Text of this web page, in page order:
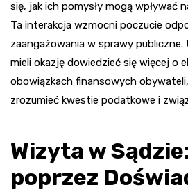
się, jak ich pomysły mogą wpływać
Ta interakcja wzmocni poczucie
zaangażowania w sprawy publiczne.
mieli okazję dowiedzieć się więcej o
obowiązkach finansowych
zrozumieć kwestie podatkowe i
Wizyta w
poprzez